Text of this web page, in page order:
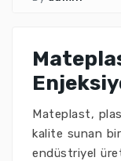
Mateplast,
kalite sunan
endüstriyel